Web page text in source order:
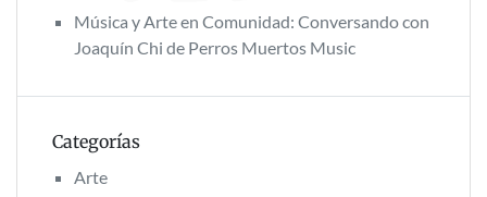
Música y Arte en Comunidad: Conversando con
Joaquín Chi de Perros Muertos Music
Categorías
Arte